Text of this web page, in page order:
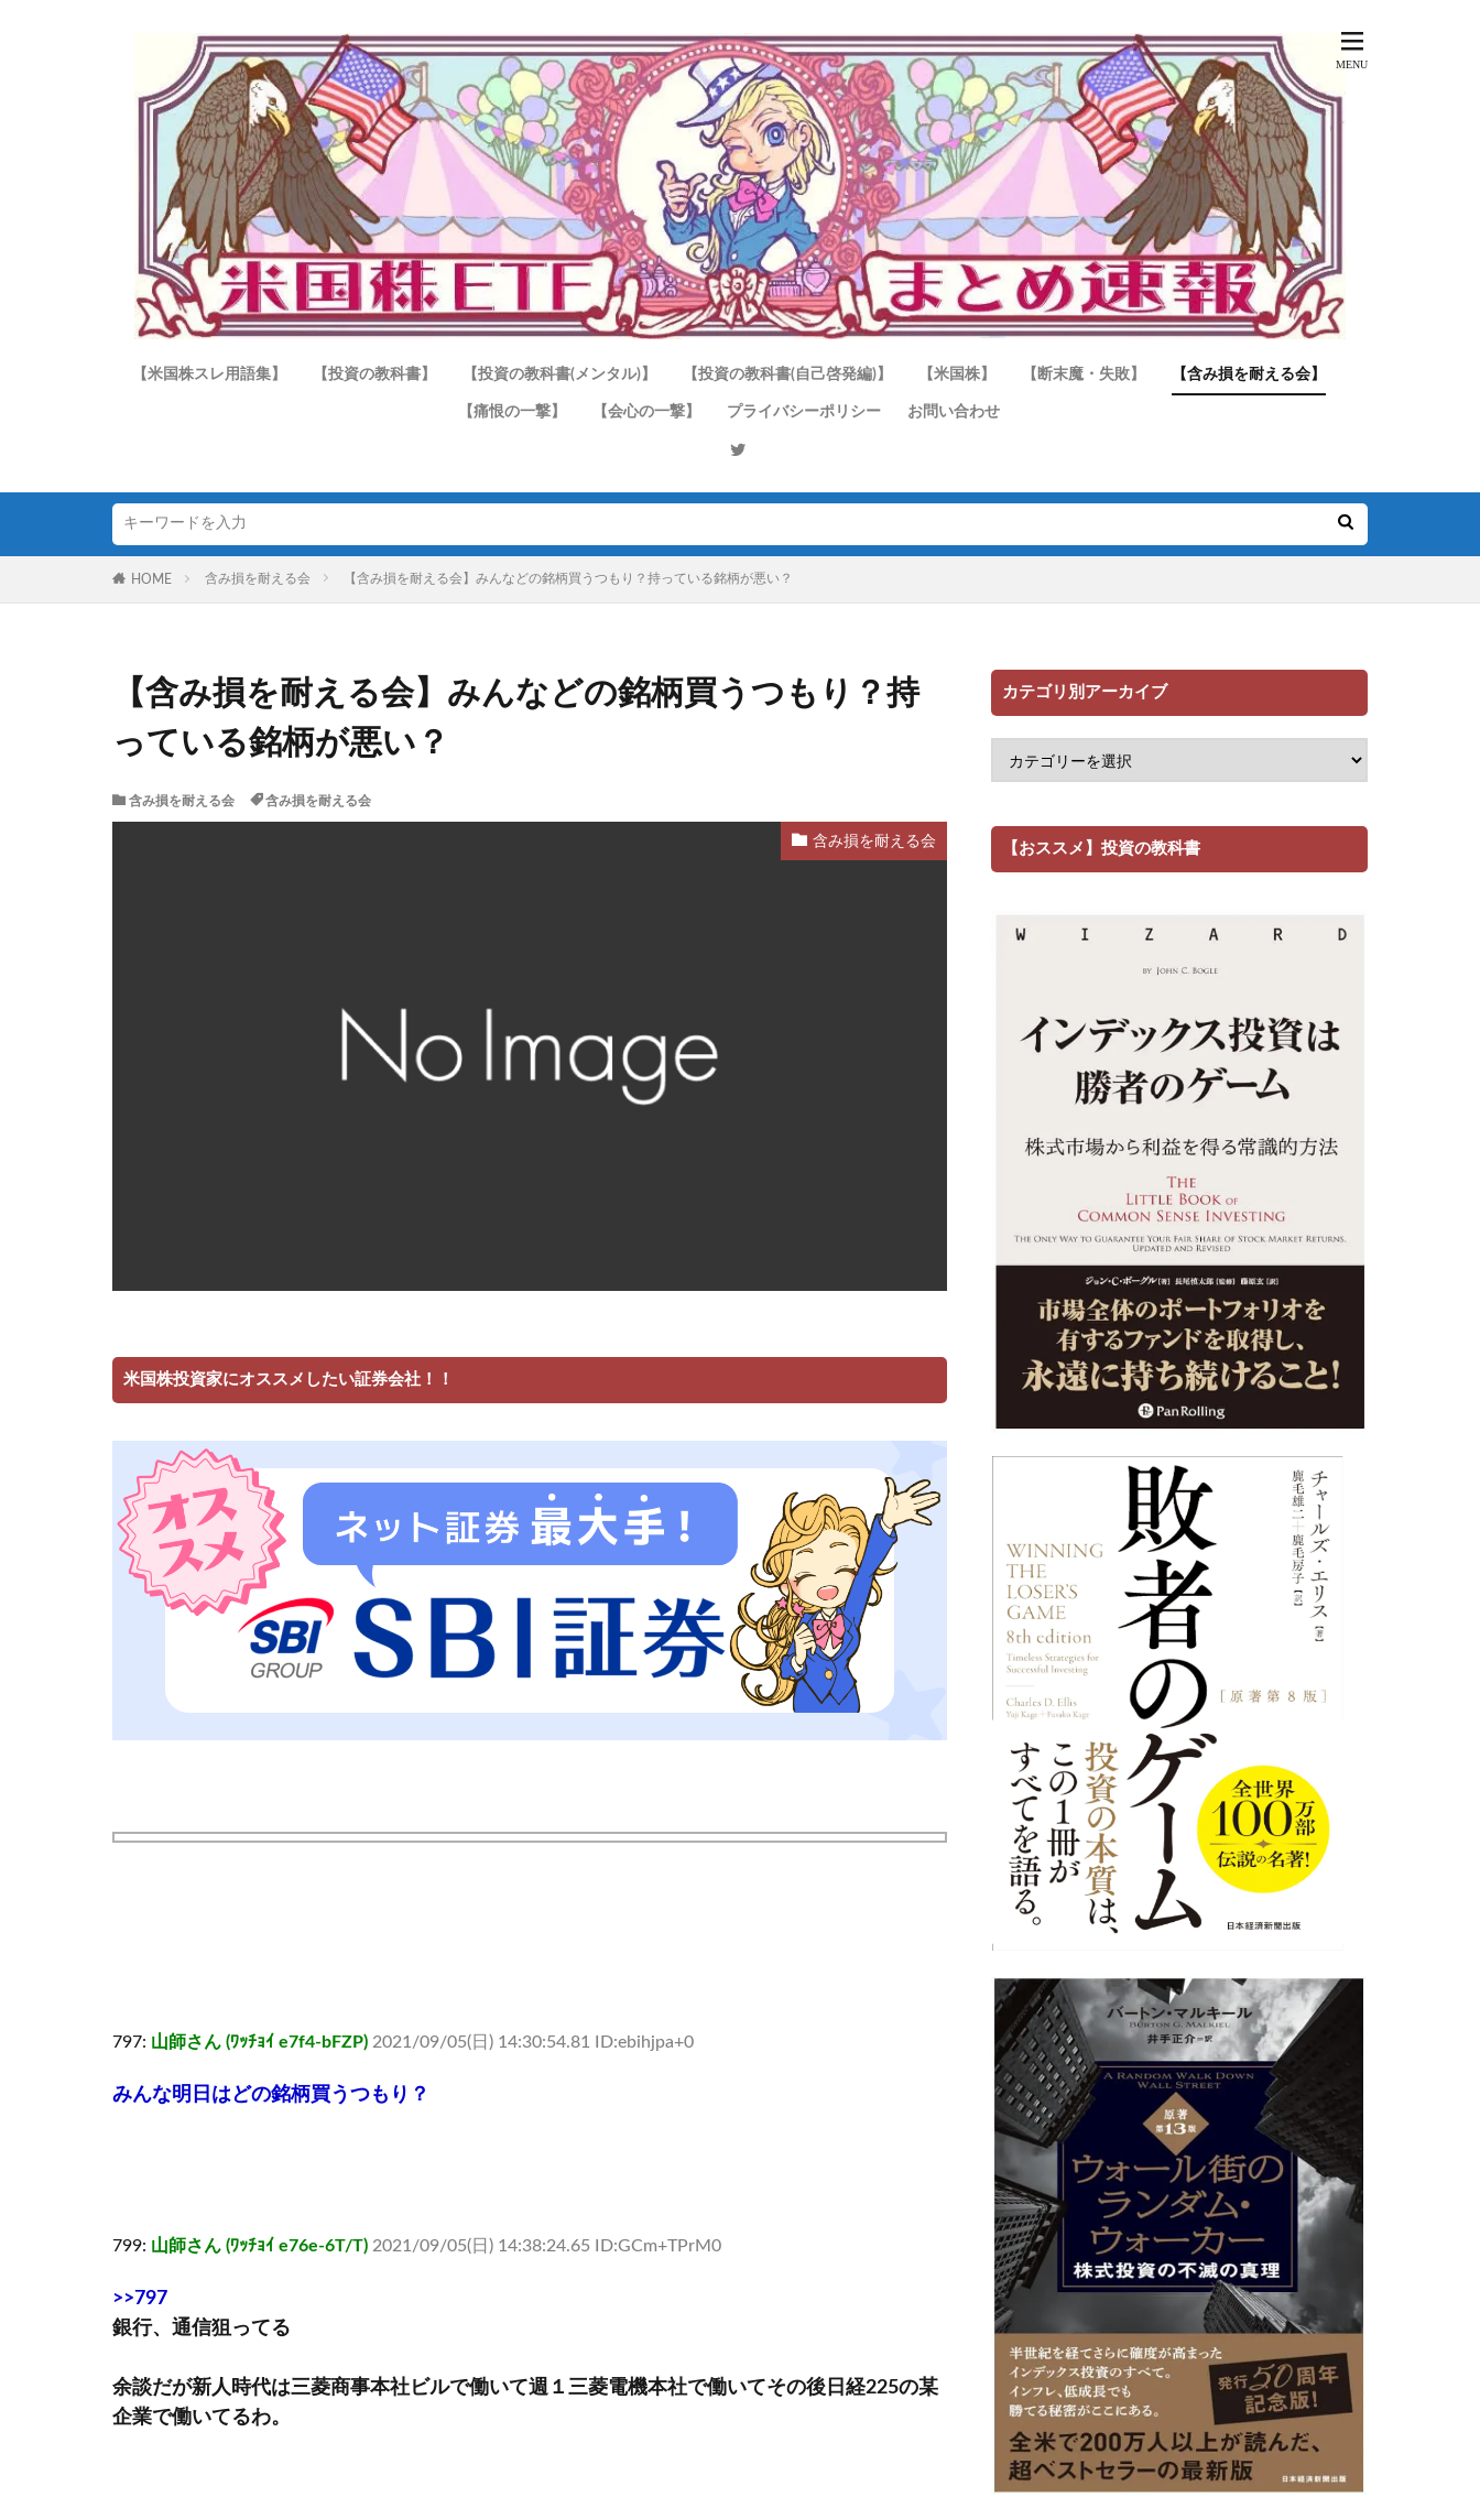
【米国株スレ用語集】 【投資の教科書】 【投資の教科書(メンタル)】 【投資の教科書(自己啓発編)】 【米国株】 【断末魔・失敗】 【含み損を耐える会】
【痛恨の一撃】 【会心の一撃】 プライバシーポリシー お問い合わせ
HOME 含み損を耐える会 【含み損を耐える会】みんなどの銘柄買うつもり？持っている銘柄が悪い？
【含み損を耐える会】みんなどの銘柄買うつもり？持
っている銘柄が悪い？
含み損を耐える会 含み損を耐える会
含み損を耐える会
米国株投資家にオススメしたい証券会社！！
797: 山師さん (ﾜｯﾁｮｲ e7f4-bFZP) 2021/09/05(日) 14:30:54.81 ID:ebihjpa+0
みんな明日はどの銘柄買うつもり？
799: 山師さん (ﾜｯﾁｮｲ e76e-6T/T) 2021/09/05(日) 14:38:24.65 ID:GCm+TPrM0
>>797
銀行、通信狙ってる
余談だが新人時代は三菱商事本社ビルで働いて週１三菱電機本社で働いてその後日経225の某
企業で働いてるわ。
カテゴリ別アーカイブ
【おススメ】投資の教科書